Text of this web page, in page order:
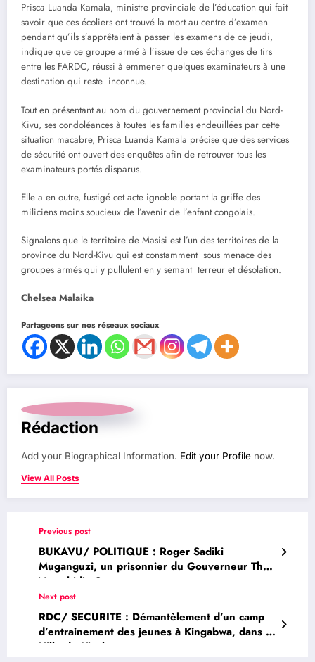
Prisca Luanda Kamala, ministre provinciale de l’éducation qui fait
savoir que ces écoliers ont trouvé la mort au centre d’examen
pendant qu’ils s’apprêtaient à passer les examens de ce jeudi,
indique que ce groupe armé à l’issue de ces échanges de tirs
entre les FARDC, réussi à emmener quelques examinateurs à une
destination qui reste inconnue.
Tout en présentant au nom du gouvernement provincial du Nord-
Kivu, ses condoléances à toutes les familles endeuillées par cette
situation macabre, Prisca Luanda Kamala précise que des services
de sécurité ont ouvert des enquêtes afin de retrouver tous les
examinateurs portés disparus.
Elle a en outre, fustigé cet acte ignoble portant la griffe des
miliciens moins soucieux de l’avenir de l’enfant congolais.
Signalons que le territoire de Masisi est l’un des territoires de la
province du Nord-Kivu qui est constamment sous menace des
groupes armés qui y pullulent en y semant terreur et désolation.
Chelsea Malaika
Partageons sur nos réseaux sociaux
Rédaction
Add your Biographical Information. Edit your Profile now.
View All Posts
Previous post
BUKAVU/ POLITIQUE : Roger Sadiki
Muganguzi, un prisonnier du Gouverneur Theo
Ngwabidje ?
Next post
RDC/ SECURITE : Démantèlement d’un camp
d’entrainement des jeunes à Kingabwa, dans la
Ville de Kinshasa